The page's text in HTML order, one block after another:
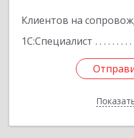
Клиентов на
1С:Специалист